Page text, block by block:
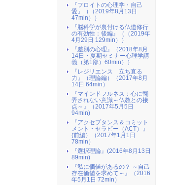
『フロイトの心理学・自己
愛』（（2019年8月13日
47min））
『脳科学が裏付ける仏道修行
の有効性：後編』（（2019年
4月29日 129min））
『差別の心理』（2018年8月
14日・夏期セミナー心理学講
義（第1部）60min））
『レジリエンス 立ち直る
力』（理論編）（2017年8月
14日 64min）
『マインドフルネス：心に翻
弄されない意識～仏教との接
点～』（2017年5月5日
94min)
『アクセプタンス＆コミット
メント・セラピー（ACT）』
(前編）（2017年1月1日
78min）
『選択理論』(2016年8月13日
89min)
『私に価値があるの？ ～自己
存在価値を求めて～』（2016
年5月1日 72min）